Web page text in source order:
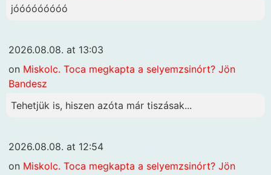
jóóóóóóóóó
2026.08.08. at 13:03
on Miskolc. Toca megkapta a selyemzsinórt? Jön
Bandesz
Tehetjük is, hiszen azóta már tiszásak...
2026.08.08. at 12:54
on Miskolc. Toca megkapta a selyemzsinórt? Jön